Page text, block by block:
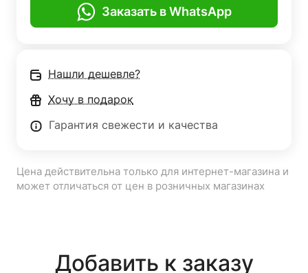
Заказать в WhatsApp
Нашли дешевле?
Хочу в подарок
Гарантия свежести и качества
Цена действительна только для интернет-магазина и
может отличаться от цен в розничных магазинах
Добавить к заказу